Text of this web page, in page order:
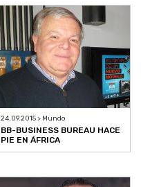
24.09.2015 > Mundo
BB-BUSINESS BUREAU HACE
PIE EN ÁFRICA